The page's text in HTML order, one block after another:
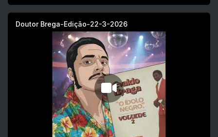
Doutor Brega-Edição-22-3-2026